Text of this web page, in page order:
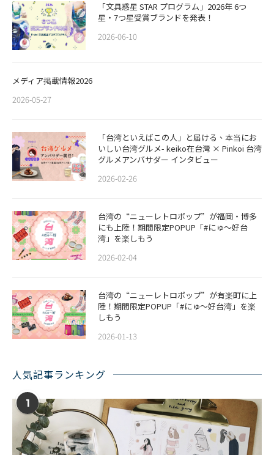
「文具惑星 STAR プログラム」2026年 6つ
星・7つ星受賞ブランドを発表！
2026-06-10
メディア掲載情報2026
2026-05-27
「台湾といえばこの人」と届ける、本当にお
いしい台湾グルメ- keiko在台灣 × Pinkoi 台湾
グルメアンバサダー インタビュー
2026-02-26
​​台湾の“ニューレトロポップ”が福岡・博多
にも上陸！期間限定POPUP「#にゅ〜好台
湾」を楽しもう
2026-02-04
台湾の“ニューレトロポップ”が有楽町に上
陸！期間限定POPUP「#にゅ〜好台湾」を楽
しもう
2026-01-13
人気記事ランキング
1